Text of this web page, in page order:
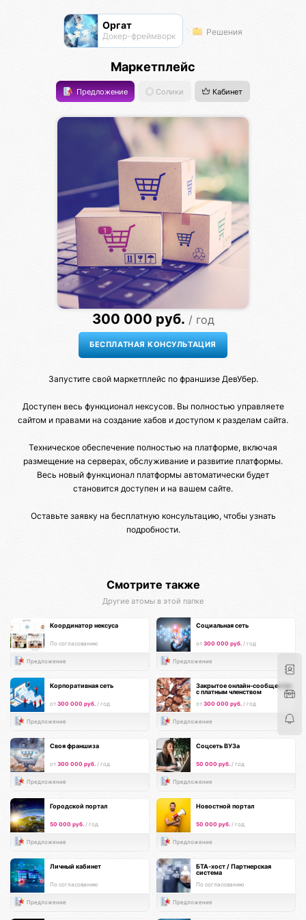
Оргат
Докер-фреймворк Решения
Маркетплейс
Предложение Солики Кабинет
300 000 руб. / год
Запустите свой маркетплейс по франшизе ДевУбер.
Доступен весь функционал нексусов. Вы полностью управляете
сайтом и правами на создание хабов и доступом к разделам сайта.
Техническое обеспечение полностью на платформе, включая
размещение на серверах, обслуживание и развитие платформы.
Весь новый функционал платформы автоматически будет
становится доступен и на вашем сайте.
Оставьте заявку на бесплатную консультацию, чтобы узнать
подробности.
Смотрите также
Другие атомы в этой папке
Координатор нексуса
По согласованию
Предложение
Социальная сеть
от 300 000 руб. / год
Предложение
Корпоративная сеть
от 300 000 руб. / год
Предложение
Закрытое онлайн-сообщество
с платным членством
от 300 000 руб. / год
Предложение
Своя франшиза
от 300 000 руб. / год
Предложение
Соцсеть ВУЗа
50 000 руб. / год
Предложение
Городской портал
50 000 руб. / год
Предложение
Новостной портал
50 000 руб. / год
Предложение
Личный кабинет
По согласованию
Предложение
БТА-хост / Партнерская
система
По согласованию
Предложение